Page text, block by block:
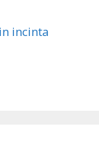
incinta